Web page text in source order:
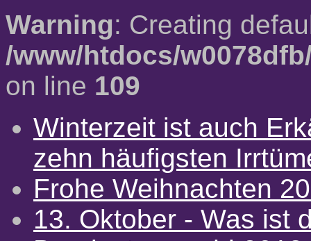
Warning: Creating
/www/htdocs/
on line 109
Winterzeit ist auch
zehn häufigsten
Frohe Weihnachten
13. Oktober - Was ist